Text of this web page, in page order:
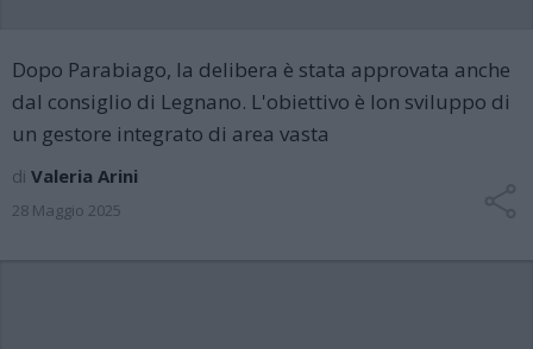
Dopo Parabiago, la delibera è stata approvata anche
dal consiglio di Legnano. L'obiettivo è lon sviluppo di
un gestore integrato di area vasta
di Valeria Arini
28 Maggio 2025